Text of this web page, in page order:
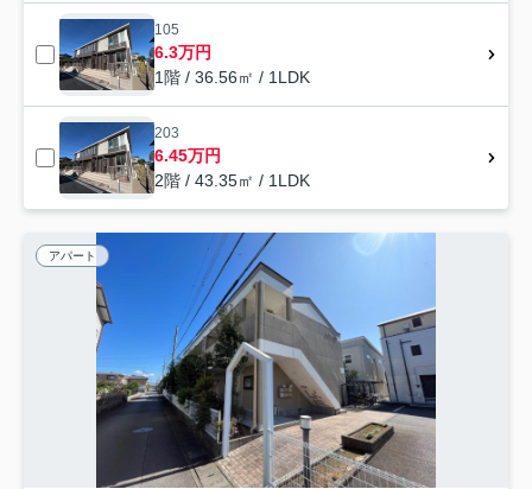
105
6.3万円
1階 / 36.56㎡ / 1LDK
203
6.45万円
2階 / 43.35㎡ / 1LDK
アパート